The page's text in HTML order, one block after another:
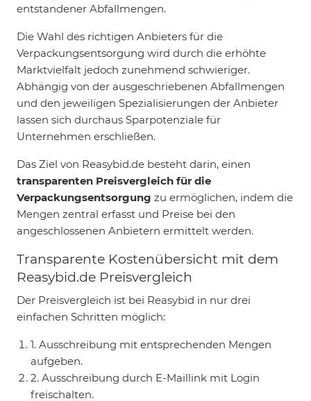
entstandener Abfallmengen.
Die Wahl des richtigen Anbieters für die
Verpackungsentsorgung wird durch die erhöhte
Marktvielfalt jedoch zunehmend schwieriger.
Abhängig von der ausgeschriebenen Abfallmengen
und den jeweiligen Spezialisierungen der Anbieter
lassen sich durchaus Sparpotenziale für
Unternehmen erschließen.
Das Ziel von Reasybid.de besteht darin, einen
transparenten Preisvergleich für die
Verpackungsentsorgung zu ermöglichen, indem die
Mengen zentral erfasst und Preise bei den
angeschlossenen Anbietern ermittelt werden.
Transparente Kostenübersicht mit dem
Reasybid.de Preisvergleich
Der Preisvergleich ist bei Reasybid in nur drei
einfachen Schritten möglich:
1. Ausschreibung mit entsprechenden Mengen
aufgeben.
2. Ausschreibung durch E-Maillink mit Login
freischalten.